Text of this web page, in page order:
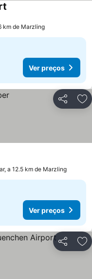
preços
km de Marzling
Ver preços
Partilhar
a 12.5 km de Marzling
Ver preços
Partilhar